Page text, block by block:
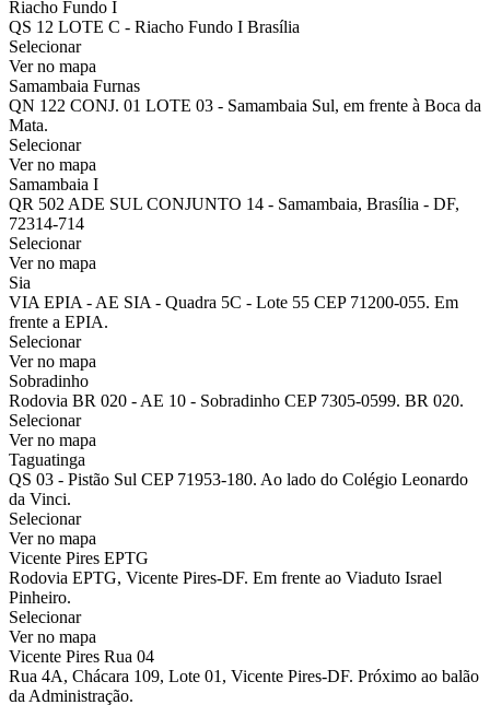
Riacho Fundo I
QS 12 LOTE C - Riacho Fundo I Brasília
Selecionar
Ver no mapa
Samambaia Furnas
QN 122 CONJ. 01 LOTE 03 - Samambaia Sul, em frente à Boca da
Mata.
Selecionar
Ver no mapa
Samambaia I
QR 502 ADE SUL CONJUNTO 14 - Samambaia, Brasília - DF,
72314-714
Selecionar
Ver no mapa
Sia
VIA EPIA - AE SIA - Quadra 5C - Lote 55 CEP 71200-055. Em
frente a EPIA.
Selecionar
Ver no mapa
Sobradinho
Rodovia BR 020 - AE 10 - Sobradinho CEP 7305-0599. BR 020.
Selecionar
Ver no mapa
Taguatinga
QS 03 - Pistão Sul CEP 71953-180. Ao lado do Colégio Leonardo
da Vinci.
Selecionar
Ver no mapa
Vicente Pires EPTG
Rodovia EPTG, Vicente Pires-DF. Em frente ao Viaduto Israel
Pinheiro.
Selecionar
Ver no mapa
Vicente Pires Rua 04
Rua 4A, Chácara 109, Lote 01, Vicente Pires-DF. Próximo ao balão
da Administração.